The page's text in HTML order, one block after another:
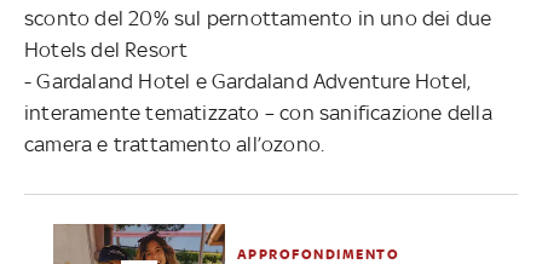
sconto del 20% sul pernottamento in uno dei due
Hotels del Resort
- Gardaland Hotel e Gardaland Adventure Hotel,
interamente tematizzato – con sanificazione della
camera e trattamento all’ozono.
APPROFONDIMENTO